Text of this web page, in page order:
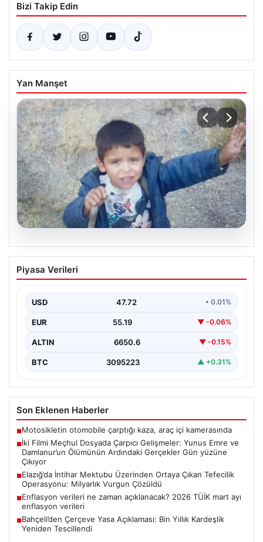
Bizi Takip Edin
Yan Manşet
İki Filmi Meçhul Dosyada Çarpıcı
Gelişmeler: Yunus Emre ve Damlanur’un
yüzüne Çıkıyor
Adalet Bakanlığı bünyesinde faaliyet gösteren faili
meçhul suçları araştırma departmanı, uzun süredir
Piyasa Verileri
USD 47.72 • 0.01%
EUR 55.19 ▼ -0.06%
ALTIN 6650.6 ▼ -0.15%
BTC 3095223 ▲ +0.31%
Son Eklenen Haberler
■Motosikletin otomobile çarptığı kaza, araç içi kamerasında
■İki Filmi Meçhul Dosyada Çarpıcı Gelişmeler: Yunus Emre ve
Damlanur’un Ölümünün Ardındaki Gerçekler Gün yüzüne
Çıkıyor
■Elazığ’da İntihar Mektubu Üzerinden Ortaya Çıkan Tefecilik
Operasyonu: Milyarlık Vurgun Çözüldü
■Enflasyon verileri ne zaman açıklanacak? 2026 TÜİK mart ayı
enflasyon verileri
■Bahçeli’den Çerçeve Yasa Açıklaması: Bin Yıllık Kardeşlik
Yeniden Tescillendi